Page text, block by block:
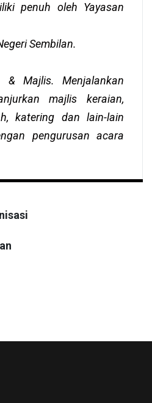
penuh oleh Yayasan
Sembilan.
& Majlis. Menjalankan
majlis keraian,
katering dan lain-lain
pengurusan acara